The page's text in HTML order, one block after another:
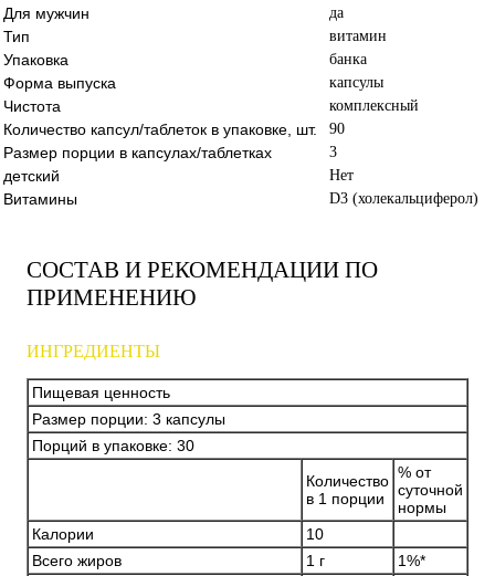
Для мужчин да
Тип витамин
Упаковка банка
Форма выпуска капсулы
Чистота комплексный
Количество капсул/таблеток в упаковке, шт. 90
Размер порции в капсулах/таблетках 3
детский Нет
Витамины D3 (холекальциферол)
СОСТАВ И РЕКОМЕНДАЦИИ ПО
ПРИМЕНЕНИЮ
ИНГРЕДИЕНТЫ
Пищевая ценность
Размер порции: 3 капсулы
Порций в упаковке: 30
Количество
в 1 порции
% от
суточной
нормы
Калории
10
Всего жиров
1 г
1%*